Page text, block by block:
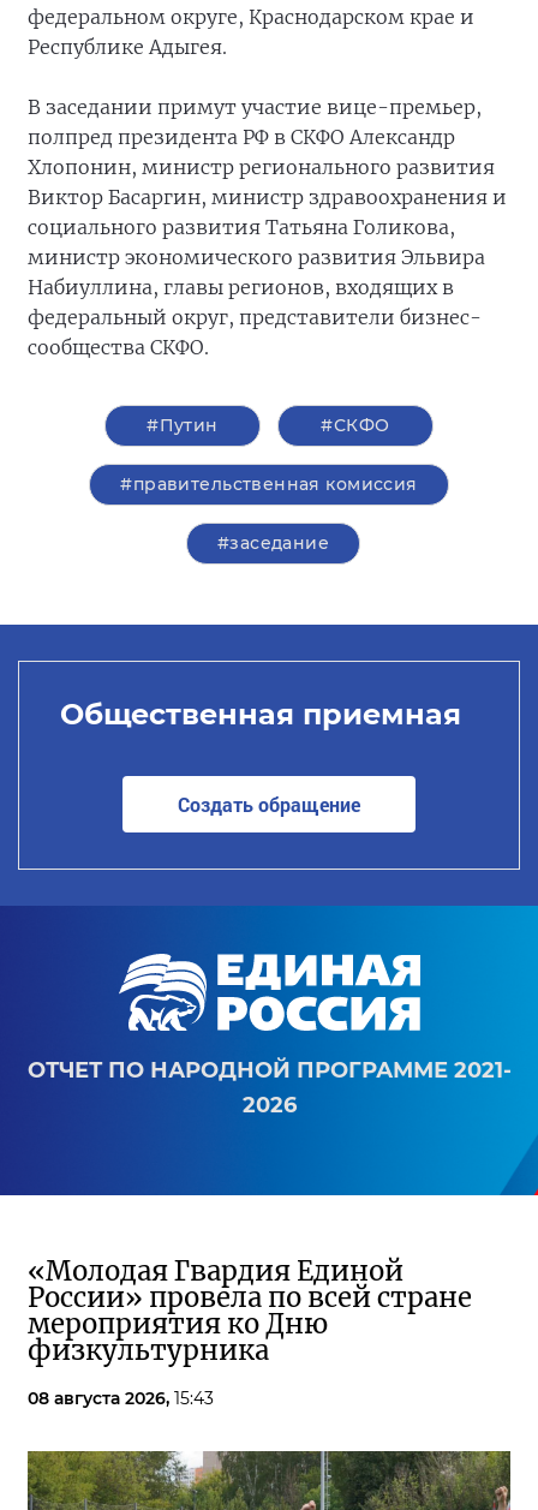
федеральном округе, Краснодарском крае и
Республике Адыгея.
В заседании примут участие вице-премьер,
полпред президента РФ в СКФО Александр
Хлопонин, министр регионального развития
Виктор Басаргин, министр здравоохранения и
социального развития Татьяна Голикова,
министр экономического развития Эльвира
Набиуллина, главы регионов, входящих в
федеральный округ, представители бизнес-
сообщества СКФО.
#Путин #СКФО
#правительственная комиссия
#заседание
Общественная приемная
Создать обращение
ОТЧЕТ ПО НАРОДНОЙ ПРОГРАММЕ 2021-
2026
«Молодая Гвардия Единой
России» провела по всей стране
мероприятия ко Дню
физкультурника
08 августа 2026, 15:43